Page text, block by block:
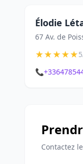
Élodie
67 Av. de
★★★★★
📞
Contactez